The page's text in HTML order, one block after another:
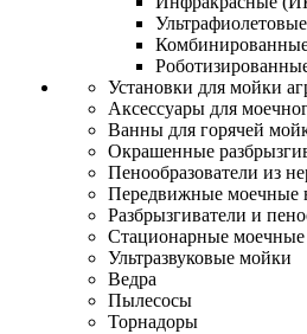
Установки для мойки
Аксессуары для
Ванны для горячей
Окрашенные
Пенообразователи из
Передвижные моечные
Разбрызгиватели и
Стационарные
Ультразвуковые мойки
Ведра
Пылесосы
Торнадоры